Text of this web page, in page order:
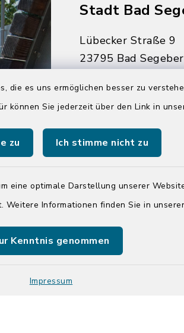
die es uns ermöglichen besser zu
können Sie jederzeit über den Link in
zu Ich stimme nicht zu
eine optimale Darstellung unserer
Weitere Informationen finden Sie in
Kenntnis genommen
Impressum
Stadt Bad
Lübecker Straße 9
23795 Bad
04551 964-0
04551 964-111
Quicklinks
Kreis Segeberg
Tourist-Info der